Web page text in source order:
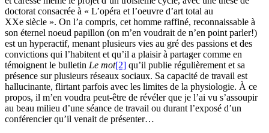
doctorat consacrée à « L’opéra et l’oeuvre d’art total au
XXe siècle ». On l’a compris, cet homme raffiné, reconnaissable à
son éternel noeud papillon (on m’en voudrait de n’en point parler!)
est un hyperactif, menant plusieurs vies au gré des passions et des
convictions qui l’habitent et qu’il a plaisir à partager comme en
témoignent le bulletin Le mot[2] qu’il publie régulièrement et sa
présence sur plusieurs réseaux sociaux. Sa capacité de travail est
hallucinante, flirtant parfois avec les limites de la physiologie. À ce
propos, il m’en voudra peut-être de révéler que je l’ai vu s’assoupir
au beau milieu d’une séance de travail ou durant l’exposé d’un
conférencier qu’il venait de présenter…